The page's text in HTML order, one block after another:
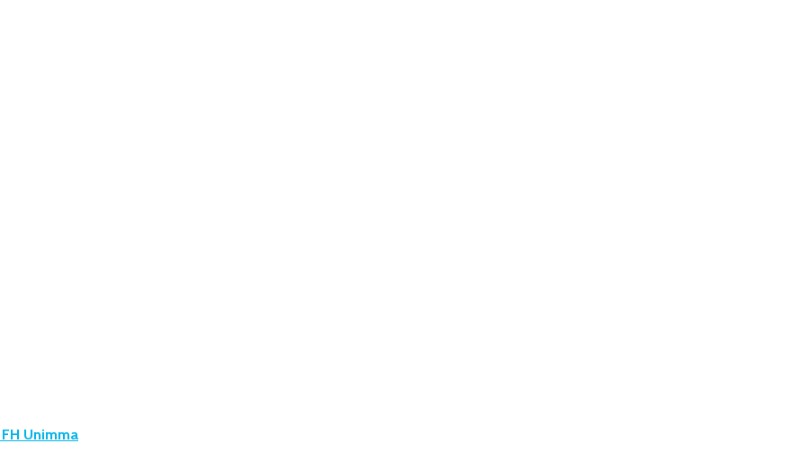
Unimma